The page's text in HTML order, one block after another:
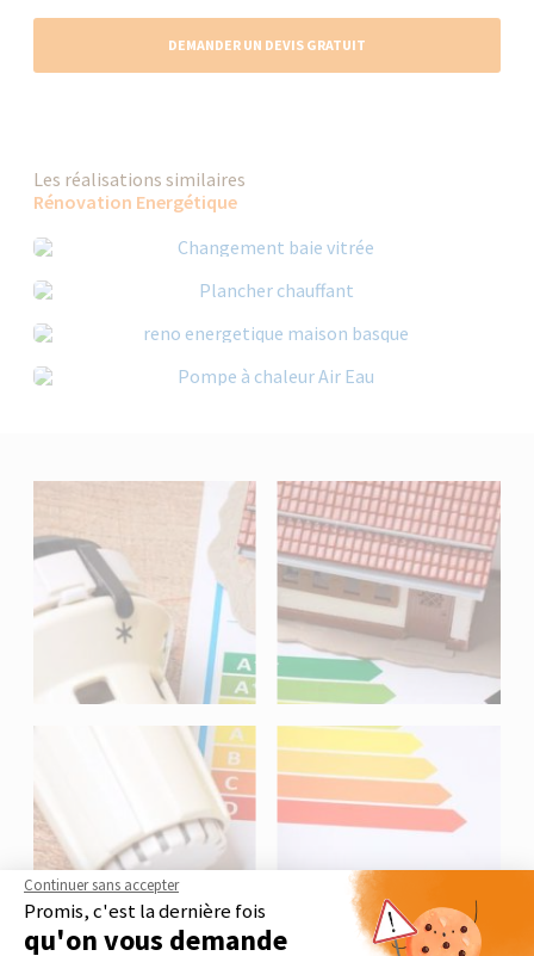
DEMANDER UN DEVIS GRATUIT
Les réalisations similaires
Rénovation Energétique
Continuer sans accepter
Promis, c'est la dernière fois
qu'on vous demande